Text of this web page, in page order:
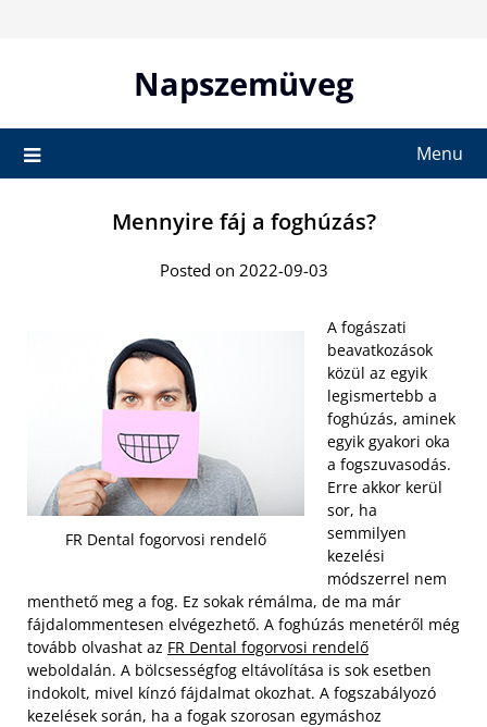
Napszemüveg
Menu
Mennyire fáj a foghúzás?
Posted on 2022-09-03
FR Dental fogorvosi rendelő
A fogászati
beavatkozások
közül az egyik
legismertebb a
foghúzás, aminek
egyik gyakori oka
a fogszuvasodás.
Erre akkor kerül
sor, ha
semmilyen
kezelési
módszerrel nem
menthető meg a fog. Ez sokak rémálma, de ma már
fájdalommentesen elvégezhető. A foghúzás menetéről még
tovább olvashat az FR Dental fogorvosi rendelő
weboldalán. A bölcsességfog eltávolítása is sok esetben
indokolt, mivel kínzó fájdalmat okozhat. A fogszabályozó
kezelések során, ha a fogak szorosan egymáshoz